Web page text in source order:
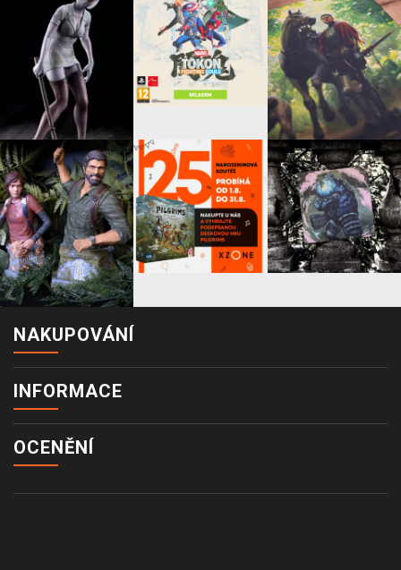
NAKUPOVÁNÍ
INFORMACE
OCENĚNÍ